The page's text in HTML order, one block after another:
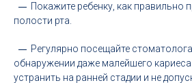
Покажите ребенку, как правильно
полости рта.
Регулярно посещайте
обнаружении даже малейшего
устранить на ранней стадии и не